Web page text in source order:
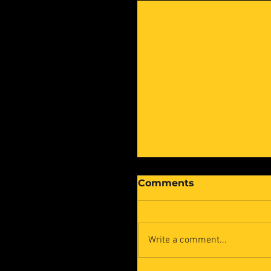
Comments
Write a comment...